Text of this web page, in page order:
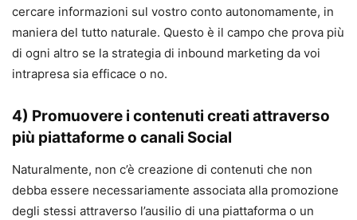
cercare informazioni sul vostro conto autonomamente, in
maniera del tutto naturale. Questo è il campo che prova più
di ogni altro se la strategia di inbound marketing da voi
intrapresa sia efficace o no.
4) Promuovere i contenuti creati attraverso
più piattaforme o canali Social
Naturalmente, non c’è creazione di contenuti che non
debba essere necessariamente associata alla promozione
degli stessi attraverso l’ausilio di una piattaforma o un